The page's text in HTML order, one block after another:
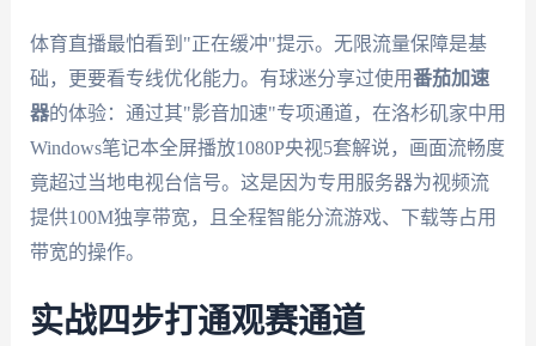
体育直播最怕看到"正在缓冲"提示。无限流量保障是基
础，更要看专线优化能力。有球迷分享过使用番茄加速
器的体验：通过其"影音加速"专项通道，在洛杉矶家中用
Windows笔记本全屏播放1080P央视5套解说，画面流畅度
竟超过当地电视台信号。这是因为专用服务器为视频流
提供100M独享带宽，且全程智能分流游戏、下载等占用
带宽的操作。
实战四步打通观赛通道